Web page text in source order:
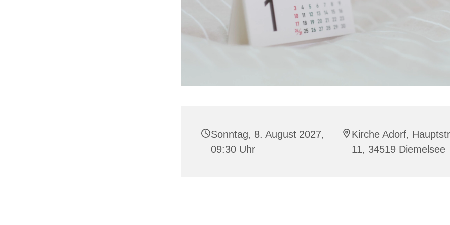
Sonntag, 8. August 2027,
09:30 Uhr
Kirche Adorf,
11, 34519 Diemelsee